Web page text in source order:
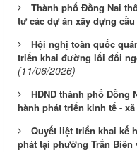
Thành phố Đồng Nai
tư các dự án xây dựng
Hội nghị toàn quốc
triển khai đường lối đối
(11/06/2026)
HĐND thành phố Đồng
hành phát triển kinh tế -
Quyết liệt triển khai kế
phát tại phường Trấn Biên